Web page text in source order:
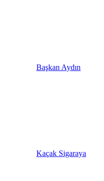
Başkan Aydın
Kaçak Sigaraya